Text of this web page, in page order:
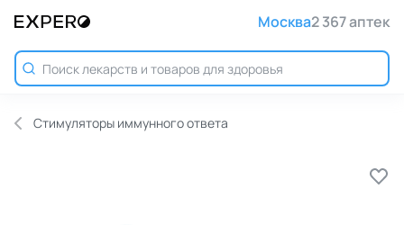
Москва2 367 аптек
Стимуляторы иммунного ответа